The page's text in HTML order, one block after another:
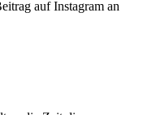
auf Instagram an